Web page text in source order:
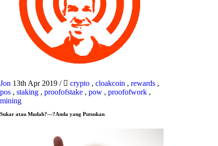
Jon 13th Apr 2019 / crypto , cloakcoin , rewards ,
pos , staking , proofofstake , pow , proofofwork ,
mining
Sukar atau Mudah?—?Anda yang Putuskan